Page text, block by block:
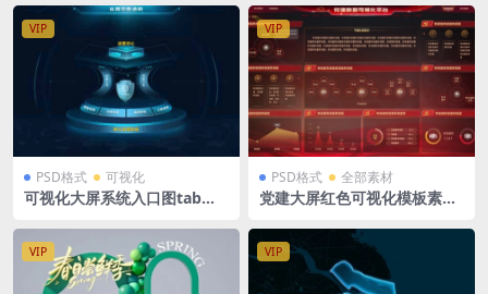
VIP
PSD格式 可视化
可视化大屏系统入口图tab导
分层源文件
VIP
PSD格式 全部素材
党建大屏红色可视化模板素材
VIP VIP